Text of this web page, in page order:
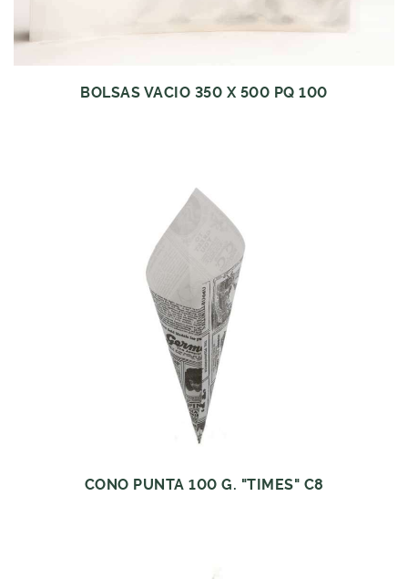
BOLSAS VACIO 350 X 500 PQ 100
CONO PUNTA 100 G. "TIMES" C8